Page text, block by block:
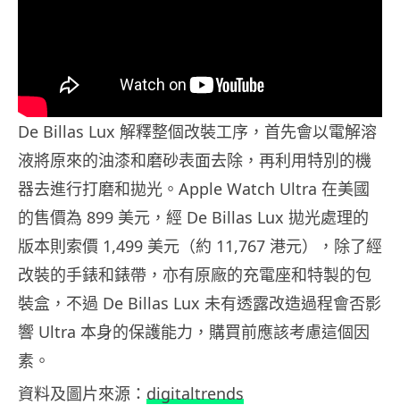
De Billas Lux 解釋整個改裝工序，首先會以電解溶
液將原來的油漆和磨砂表面去除，再利用特別的機
器去進行打磨和拋光。Apple Watch Ultra 在美國
的售價為 899 美元，經 De Billas Lux 拋光處理的
版本則索價 1,499 美元（約 11,767 港元），除了經
改裝的手錶和錶帶，亦有原廠的充電座和特製的包
裝盒，不過 De Billas Lux 未有透露改造過程會否影
響 Ultra 本身的保護能力，購買前應該考慮這個因
素。
資料及圖片來源： digitaltrends